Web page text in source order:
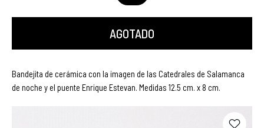
AGOTADO
Bandejita de cerámica con la imagen de las Catedrales de Salamanca
de noche y el puente Enrique Estevan. Medidas 12.5 cm. x 8 cm.